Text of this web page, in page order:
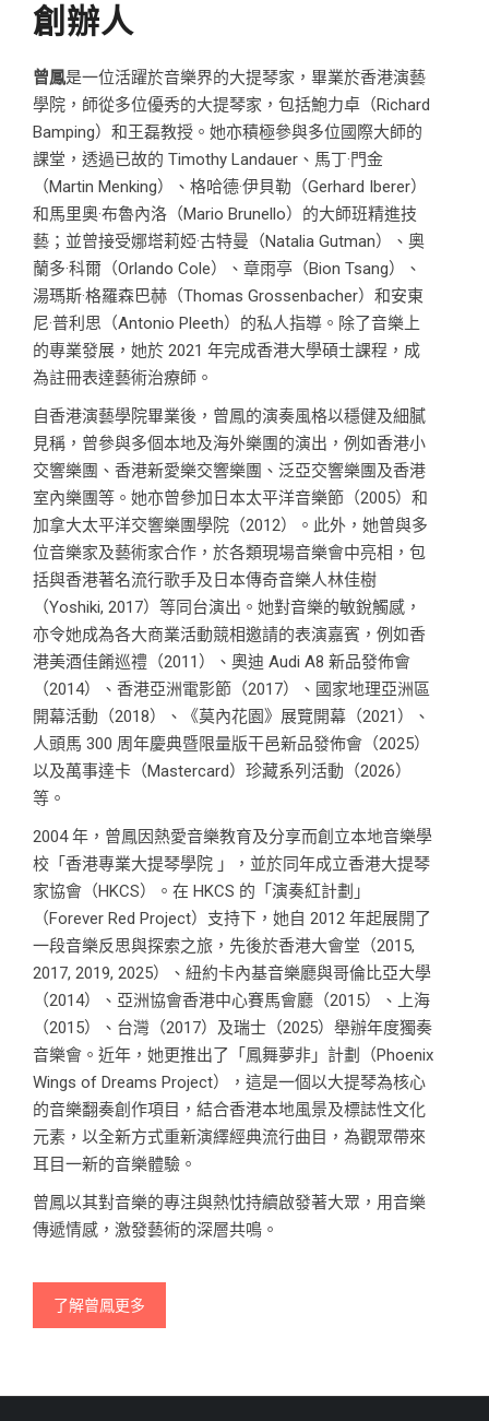
創辦人
曾鳳是一位活躍於音樂界的大提琴家，畢業於香港演藝
學院，師從多位優秀的大提琴家，包括鮑力卓（Richard
Bamping）和王磊教授。她亦積極參與多位國際大師的
課堂，透過已故的 Timothy Landauer、馬丁·門金
（Martin Menking）、格哈德·伊貝勒（Gerhard Iberer）
和馬里奧·布魯內洛（Mario Brunello）的大師班精進技
藝；並曾接受娜塔莉婭·古特曼（Natalia Gutman）、奧
蘭多·科爾（Orlando Cole）、章雨亭（Bion Tsang）、
湯瑪斯·格羅森巴赫（Thomas Grossenbacher）和安東
尼·普利思（Antonio Pleeth）的私人指導。除了音樂上
的專業發展，她於 2021 年完成香港大學碩士課程，成
為註冊表達藝術治療師。
自香港演藝學院畢業後，曾鳳的演奏風格以穩健及細膩
見稱，曾參與多個本地及海外樂團的演出，例如香港小
交響樂團、香港新愛樂交響樂團、泛亞交響樂團及香港
室內樂團等。她亦曾參加日本太平洋音樂節（2005）和
加拿大太平洋交響樂團學院（2012）。此外，她曾與多
位音樂家及藝術家合作，於各類現場音樂會中亮相，包
括與香港著名流行歌手及日本傳奇音樂人林佳樹
（Yoshiki, 2017）等同台演出。她對音樂的敏銳觸感，
亦令她成為各大商業活動競相邀請的表演嘉賓，例如香
港美酒佳餚巡禮（2011）、奧迪 Audi A8 新品發佈會
（2014）、香港亞洲電影節（2017）、國家地理亞洲區
開幕活動（2018）、《莫內花園》展覽開幕（2021）、
人頭馬 300 周年慶典暨限量版干邑新品發佈會（2025）
以及萬事達卡（Mastercard）珍藏系列活動（2026）
等。
2004 年，曾鳳因熱愛音樂教育及分享而創立本地音樂學
校「香港專業大提琴學院 」，並於同年成立香港大提琴
家協會（HKCS）。在 HKCS 的「演奏紅計劃」
（Forever Red Project）支持下，她自 2012 年起展開了
一段音樂反思與探索之旅，先後於香港大會堂（2015,
2017, 2019, 2025）、紐約卡內基音樂廳與哥倫比亞大學
（2014）、亞洲協會香港中心賽馬會廳（2015）、上海
（2015）、台灣（2017）及瑞士（2025）舉辦年度獨奏
音樂會。近年，她更推出了「鳳舞夢非」計劃（Phoenix
Wings of Dreams Project），這是一個以大提琴為核心
的音樂翻奏創作項目，結合香港本地風景及標誌性文化
元素，以全新方式重新演繹經典流行曲目，為觀眾帶來
耳目一新的音樂體驗。
曾鳳以其對音樂的專注與熱忱持續啟發著大眾，用音樂
傳遞情感，激發藝術的深層共鳴。
了解曾鳳更多